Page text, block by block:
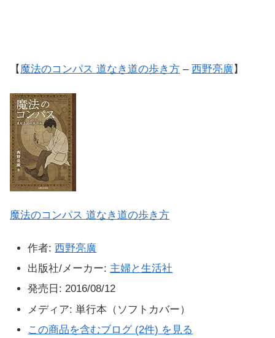
【 魔法のコンパス 道なき道の歩き方 – 西野亮廣】
魔法のコンパス 道なき道の歩き方
作者: 西野亮廣
出版社/メーカー: 主婦と生活社
発売日: 2016/08/12
メディア: 単行本（ソフトカバー）
この商品を含むブログ (2件) を見る